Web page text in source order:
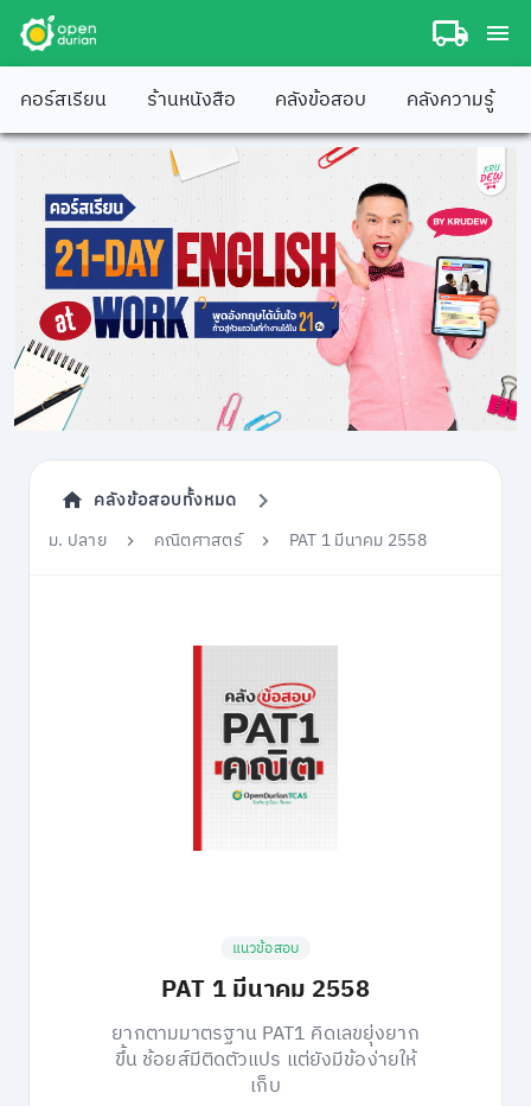
คอร์สเรียน ร้านหนังสือ คลังข้อสอบ คลังความรู้
คลังข้อสอบทั้งหมด
ม. ปลาย
คณิตศาสตร์ PAT 1 มีนาคม 2558
แนวข้อสอบ
PAT 1 มีนาคม 2558
ยากตามมาตรฐาน PAT1 คิดเลขยุ่งยาก
ขึ้น ช้อยส์มีติดตัวแปร แต่ยังมีข้อง่ายให้
เก็บ